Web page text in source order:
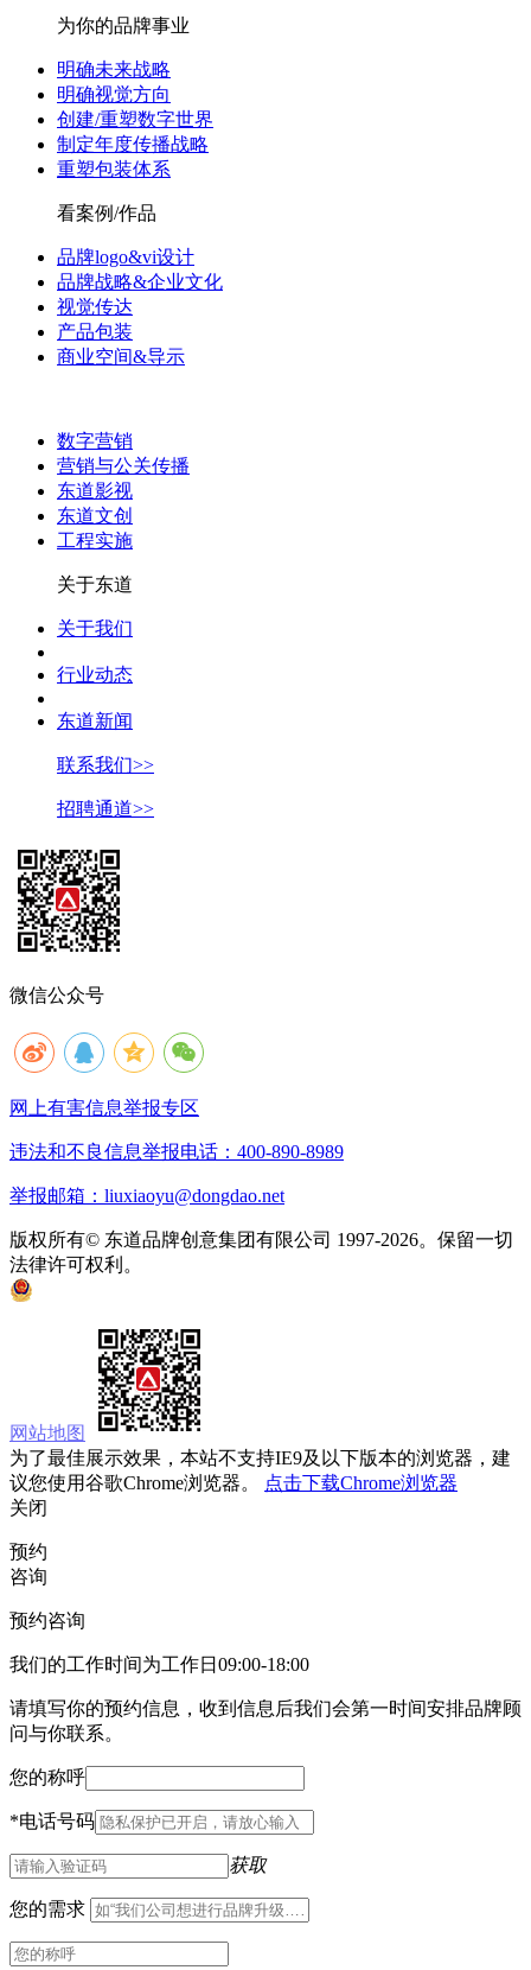
为你的品牌事业
明确未来战略
明确视觉方向
创建/重塑数字世界
制定年度传播战略
重塑包装体系
看案例/作品
品牌logo&vi设计
品牌战略&企业文化
视觉传达
产品包装
商业空间&导示
数字营销
营销与公关传播
东道影视
东道文创
工程实施
关于东道
关于我们
行业动态
东道新闻
联系我们>>
招聘通道>>
微信公众号
网上有害信息举报专区
违法和不良信息举报电话：400-890-8989
举报邮箱：liuxiaoyu@dongdao.net
版权所有© 东道品牌创意集团有限公司 1997-2026。保留一切
法律许可权利。
网站地图
为了最佳展示效果，本站不支持IE9及以下版本的浏览器，建
议您使用谷歌Chrome浏览器。
点击下载Chrome浏览器
关闭
预约
咨询
预约咨询
我们的工作时间为工作日09:00-18:00
请填写你的预约信息，收到信息后我们会第一时间安排品牌顾
问与你联系。
您的称呼
*电话号码
获取
您的需求